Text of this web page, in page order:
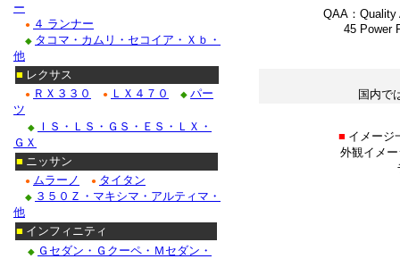
QAA：Quality
45 Power
国内で
■ イメージ
外観イメ
■ホンダ：アコード_
ー
● ４ ランナー
◆ タコマ・カムリ・セコイア・Ｘｂ・
他
■ レクサス
● ＲＸ３３０ ● ＬＸ４７０ ◆ パー
ツ
◆
ＩＳ・ＬＳ・ＧＳ・ＥＳ・ＬＸ・
ＧＸ
■ ニッサン
● ムラーノ ● タイタン
◆ ３５０Ｚ・マキシマ・アルティマ・
他
■ インフィニティ
◆ Ｇセダン・Ｇクーペ・Ｍセダン・